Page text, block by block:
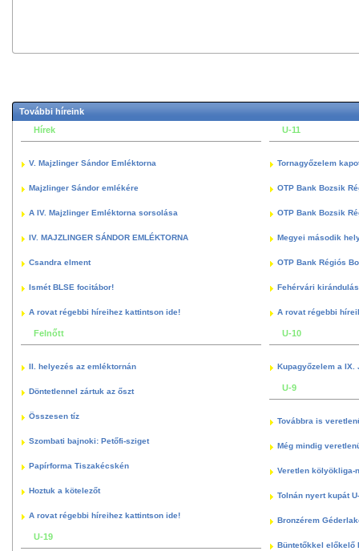
További híreink
Hírek
V. Majzlinger Sándor Emléktorna
Majzlinger Sándor emlékére
A IV. Majzlinger Emléktorna sorsolása
IV. MAJZLINGER SÁNDOR EMLÉKTORNA
Csandra elment
Ismét BLSE focitábor!
A rovat régebbi híreihez kattintson ide!
Felnőtt
II. helyezés az emléktornán
Döntetlennel zártuk az őszt
Összesen tíz
Szombati bajnoki: Petőfi-sziget
Papírforma Tiszakécskén
Hoztuk a kötelezőt
A rovat régebbi híreihez kattintson ide!
U-19
U-11
Tornagyőzelem
OTP Bank Bozsik
OTP Bank Bozsik
Megyei második
OTP Bank Régiós
Fehérvári kirándulás
A rovat régebbi
U-10
Kupagyőzelem a
U-9
Továbbra is
Még mindig
Veretlen kölyökliga-
Tolnán nyert kupát
Bronzérem
Büntetőkkel előkelő